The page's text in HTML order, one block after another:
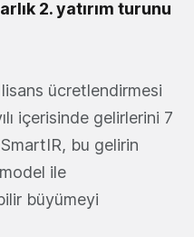
2. yatırım turunu
ücretlendirmesi
içerisinde gelirlerini 7
bu gelirin
ile
büyümeyi